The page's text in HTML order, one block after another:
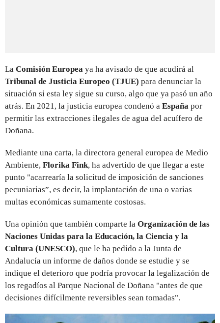
La Comisión Europea ya ha avisado de que acudirá al
Tribunal de Justicia Europeo (TJUE) para denunciar la
situación si esta ley sigue su curso, algo que ya pasó un año
atrás. En 2021, la justicia europea condenó a España por
permitir las extracciones ilegales de agua del acuífero de
Doñana.
Mediante una carta, la directora general europea de Medio
Ambiente, Florika Fink, ha advertido de que llegar a este
punto "acarrearía la solicitud de imposición de sanciones
pecuniarias”, es decir, la implantación de una o varias
multas económicas sumamente costosas.
Una opinión que también comparte la Organización de las
Naciones Unidas para la Educación, la Ciencia y la
Cultura (UNESCO), que le ha pedido a la Junta de
Andalucía un informe de daños donde se estudie y se
indique el deterioro que podría provocar la legalización de
los regadíos al Parque Nacional de Doñana "antes de que
decisiones difícilmente reversibles sean tomadas".